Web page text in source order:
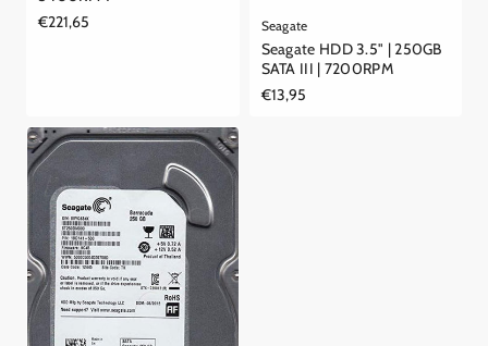
Reguliere
€221,65 Seagate
Seagate HDD 3.5" | 250GB
SATA III | 7200RPM
Reguliere
€13,95